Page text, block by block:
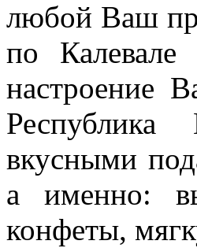
любой Ваш
по Калевале
настроение
вкусными
а именно:
конфеты,